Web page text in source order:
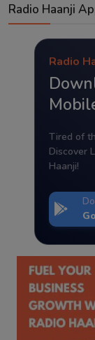
Radio Haanji
Radio
Tired of
Discover
Haanji!